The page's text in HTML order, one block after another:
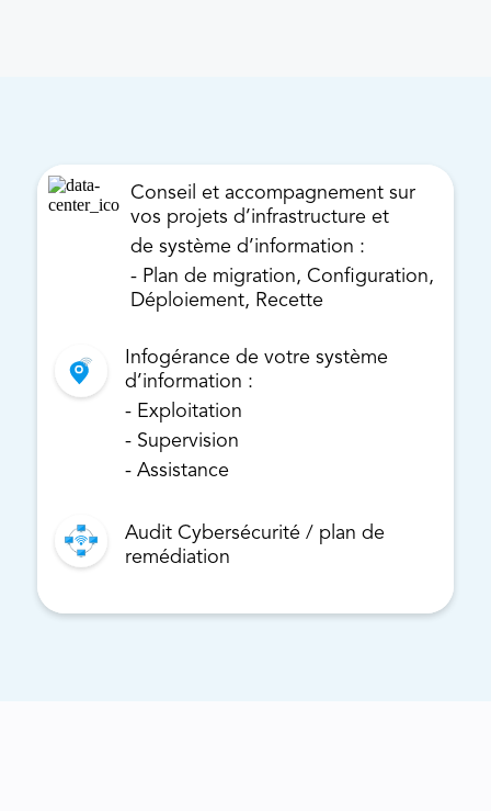
Conseil et accompagnement sur
vos projets d’infrastructure et
de système d’information :
- Plan de migration, Configuration,
Déploiement, Recette
Infogérance de votre système
d’information :
- Exploitation
- Supervision
- Assistance
Audit Cybersécurité / plan de
remédiation